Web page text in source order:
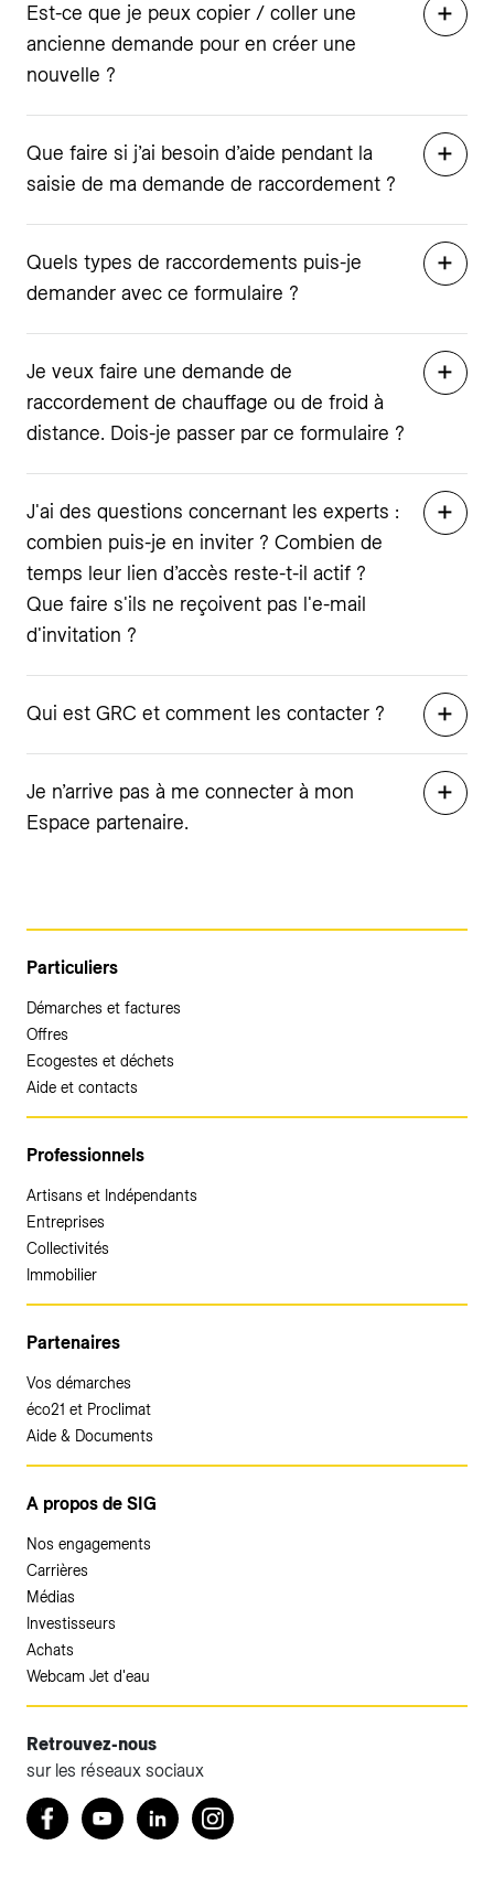
Est-ce que je peux copier / coller une
ancienne demande pour en créer une
nouvelle ?
Que faire si j’ai besoin d’aide pendant la
saisie de ma demande de raccordement ?
Quels types de raccordements puis-je
demander avec ce formulaire ?
Je veux faire une demande de
raccordement de chauffage ou de froid à
distance. Dois-je passer par ce formulaire ?
J'ai des questions concernant les experts :
combien puis-je en inviter ? Combien de
temps leur lien d’accès reste-t-il actif ?
Que faire s'ils ne reçoivent pas l'e-mail
d'invitation ?
Qui est GRC et comment les contacter ?
Je n’arrive pas à me connecter à mon
Espace partenaire.
Particuliers
Démarches et factures
Offres
Ecogestes et déchets
Aide et contacts
Professionnels
Artisans et Indépendants
Entreprises
Collectivités
Immobilier
Partenaires
Vos démarches
éco21 et Proclimat
Aide & Documents
A propos de SIG
Nos engagements
Carrières
Médias
Investisseurs
Achats
Webcam Jet d'eau
Retrouvez-nous
sur les réseaux sociaux
Retrouvez nous sur Facebook
YoutubeLinkedInInstagram
Accéder à votre espace client SIG.
Votre espace client SIG n'est pas optimisé pour une